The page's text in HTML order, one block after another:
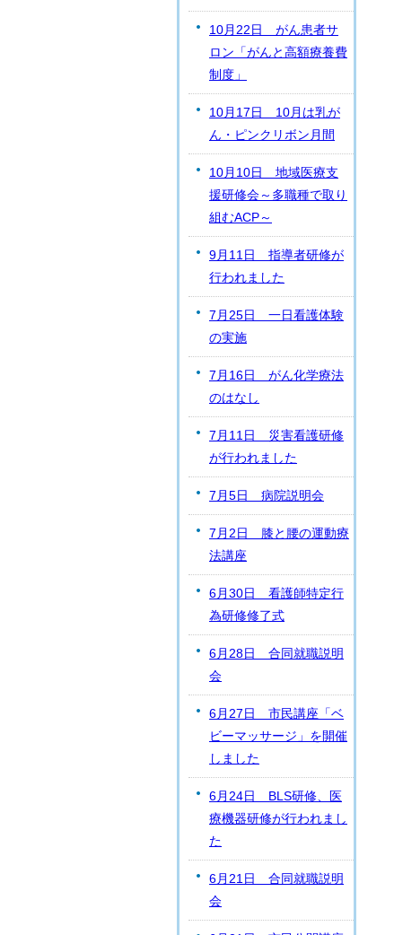
10月22日 がん患者サ
ロン「がんと高額療養費
制度」
10月17日 10月は乳が
ん・ピンクリボン月間
10月10日 地域医療支
援研修会～多職種で取り
組むACP～
9月11日 指導者研修が
行われました
7月25日 一日看護体験
の実施
7月16日 がん化学療法
のはなし
7月11日 災害看護研修
が行われました
7月5日 病院説明会
7月2日 膝と腰の運動療
法講座
6月30日 看護師特定行
為研修修了式
6月28日 合同就職説明
会
6月27日 市民講座「ベ
ビーマッサージ」を開催
しました
6月24日 BLS研修、医
療機器研修が行われまし
た
6月21日 合同就職説明
会